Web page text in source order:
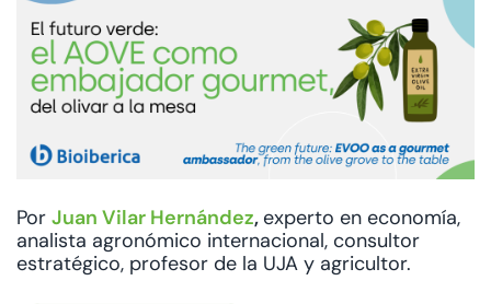
Por Juan Vilar Hernández, experto en economía,
analista agronómico internacional, consultor
estratégico, profesor de la UJA y agricultor.